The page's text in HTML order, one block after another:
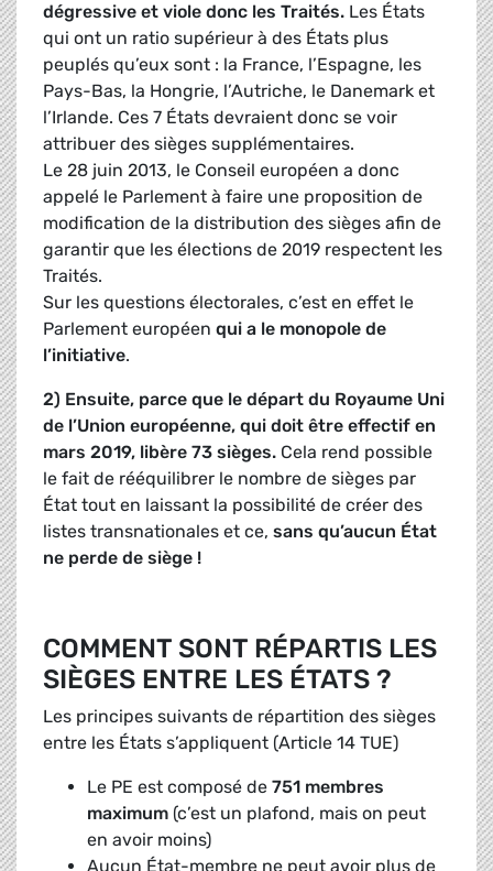
dégressive et viole donc les Traités. Les États
qui ont un ratio supérieur à des États plus
peuplés qu’eux sont : la France, l’Espagne, les
Pays-Bas, la Hongrie, l’Autriche, le Danemark et
l’Irlande. Ces 7 États devraient donc se voir
attribuer des sièges supplémentaires.
Le 28 juin 2013, le Conseil européen a donc
appelé le Parlement à faire une proposition de
modification de la distribution des sièges afin de
garantir que les élections de 2019 respectent les
Traités.
Sur les questions électorales, c’est en effet le
Parlement européen qui a le monopole de
l’initiative.
2) Ensuite, parce que le départ du Royaume Uni
de l’Union européenne, qui doit être effectif en
mars 2019, libère 73 sièges. Cela rend possible
le fait de rééquilibrer le nombre de sièges par
État tout en laissant la possibilité de créer des
listes transnationales et ce, sans qu’aucun État
ne perde de siège !
COMMENT SONT RÉPARTIS LES
SIÈGES ENTRE LES ÉTATS ?
Les principes suivants de répartition des sièges
entre les États s’appliquent (Article 14 TUE)
Le PE est composé de 751 membres
maximum (c’est un plafond, mais on peut
en avoir moins)
Aucun État-membre ne peut avoir plus de